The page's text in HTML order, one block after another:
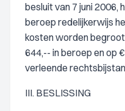
besluit van 7 juni 2006,
beroep redelijkerwijs
kosten worden
644,-- in beroep en op
verleende
III. BESLISSING